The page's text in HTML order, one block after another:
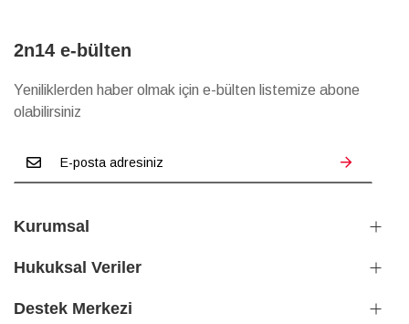
2n14 e-bülten
Yeniliklerden haber olmak için e-bülten listemize abone
olabilirsiniz
Kurumsal
Hukuksal Veriler
Destek Merkezi